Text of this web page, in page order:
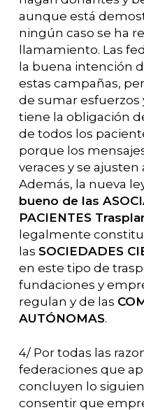
aunque está
ningún caso se ha
llamamiento. Las
la buena intención
estas campañas,
de sumar esfuerzos
tiene la obligación
de todos los
porque los
veraces y se
Además, la nueva
bueno de las
PACIENTES
legalmente
las SOCIEDADES
en este tipo de
fundaciones y
regulan y de las
AUTÓNOMAS.
4/ Por todas las
federaciones que
concluyen lo
consentir que